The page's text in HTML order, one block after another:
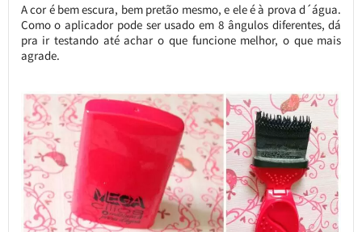
A cor é bem escura, bem pretão mesmo, e ele é à prova d´água.
Como o aplicador pode ser usado em 8 ângulos diferentes, dá
pra ir testando até achar o que funcione melhor, o que mais
agrade.